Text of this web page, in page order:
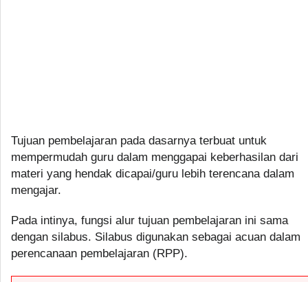
Tujuan pembelajaran pada dasarnya terbuat untuk
mempermudah guru dalam menggapai keberhasilan dari
materi yang hendak dicapai/guru lebih terencana dalam
mengajar.
Pada intinya, fungsi alur tujuan pembelajaran ini sama
dengan silabus. Silabus digunakan sebagai acuan dalam
perencanaan pembelajaran (RPP).